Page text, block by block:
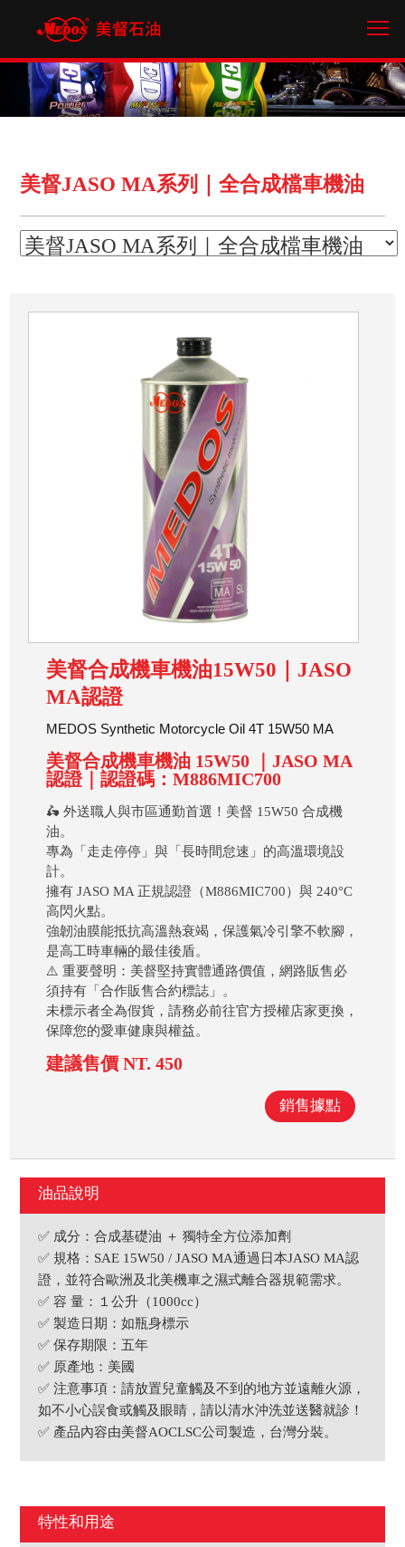
美督JASO MA系列｜全合成檔車機油
美督合成機車機油15W50｜JASO
MA認證
MEDOS Synthetic Motorcycle Oil 4T 15W50 MA
美督合成機車機油 15W50 ｜JASO MA
認證｜認證碼：M886MIC700
🛵 外送職人與市區通勤首選！美督 15W50 合成機
油。
專為「走走停停」與「長時間怠速」的高溫環境設
計。
擁有 JASO MA 正規認證（M886MIC700）與 240°C
高閃火點。
強韌油膜能抵抗高溫熱衰竭，保護氣冷引擎不軟腳，
是高工時車輛的最佳後盾。
⚠️ 重要聲明：美督堅持實體通路價值，網路販售必
須持有「合作販售合約標誌」。
未標示者全為假貨，請務必前往官方授權店家更換，
保障您的愛車健康與權益。
建議售價 NT. 450
銷售據點
油品說明
✅ 成分：合成基礎油 ＋ 獨特全方位添加劑
✅ 規格：SAE 15W50 / JASO MA通過日本JASO MA認
證，並符合歐洲及北美機車之濕式離合器規範需求。
✅ 容 量：１公升（1000cc）
✅ 製造日期：如瓶身標示
✅ 保存期限：五年
✅ 原產地：美國
✅ 注意事項：請放置兒童觸及不到的地方並遠離火源，
如不小心誤食或觸及眼睛，請以清水沖洗並送醫就診！
✅ 產品內容由美督AOCLSC公司製造，台灣分裝。
特性和用途